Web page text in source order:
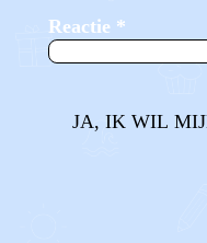
Reactie *
JA, IK WIL